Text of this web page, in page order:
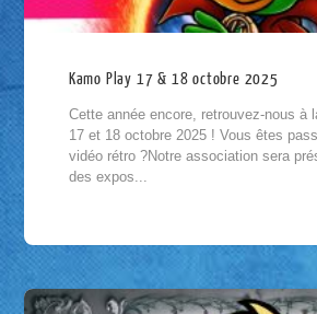
Kamo Play 17 & 18 octobre 2025
Cette année encore, retrouvez-nous à
17 et 18 octobre 2025 ! Vous êtes
vidéo rétro ?Notre association sera
des expos...